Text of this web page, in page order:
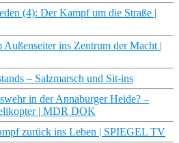
(4): Der Kampf um die Straße |
ins Zentrum der Macht |
– Salzmarsch und Sit-ins
in der Annaburger Heide? –
| MDR DOK
zurück ins Leben | SPIEGEL TV